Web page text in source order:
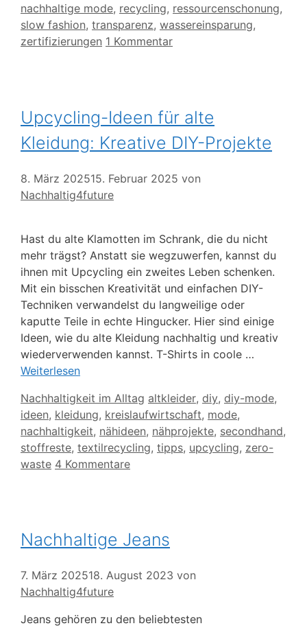
nachhaltige mode, recycling, ressourcenschonung,
slow fashion, transparenz, wassereinsparung,
zertifizierungen 1 Kommentar
Upcycling-Ideen für alte
Kleidung: Kreative DIY-Projekte
8. März 202515. Februar 2025 von
Nachhaltig4future
Hast du alte Klamotten im Schrank, die du nicht
mehr trägst? Anstatt sie wegzuwerfen, kannst du
ihnen mit Upcycling ein zweites Leben schenken.
Mit ein bisschen Kreativität und einfachen DIY-
Techniken verwandelst du langweilige oder
kaputte Teile in echte Hingucker. Hier sind einige
Ideen, wie du alte Kleidung nachhaltig und kreativ
wiederverwenden kannst. T-Shirts in coole …
Weiterlesen
Kategorien
Nachhaltigkeit im Alltag Schlagwörter
altkleider, diy, diy-mode,
ideen, kleidung, kreislaufwirtschaft, mode,
nachhaltigkeit, nähideen, nähprojekte, secondhand,
stoffreste, textilrecycling, tipps, upcycling, zero-
waste 4 Kommentare
Nachhaltige Jeans
7. März 202518. August 2023 von
Nachhaltig4future
Jeans gehören zu den beliebtesten